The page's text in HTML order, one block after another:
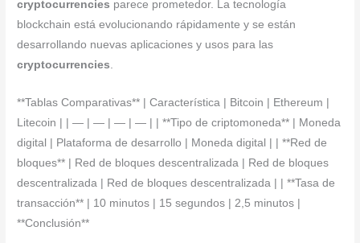
cryptocurrencies parece prometedor. La tecnología
blockchain está evolucionando rápidamente y se están
desarrollando nuevas aplicaciones y usos para las
cryptocurrencies
**Tablas Comparativas** | Característica | Bitcoin | Ethereum |
Litecoin | | — | — | — | — | | **Tipo de criptomoneda** | Moneda
digital | Plataforma de desarrollo | Moneda digital | | **Red de
bloques** | Red de bloques descentralizada | Red de bloques
descentralizada | Red de bloques descentralizada | | **Tasa de
transacción** | 10 minutos | 15 segundos | 2,5 minutos |
**Conclusión**